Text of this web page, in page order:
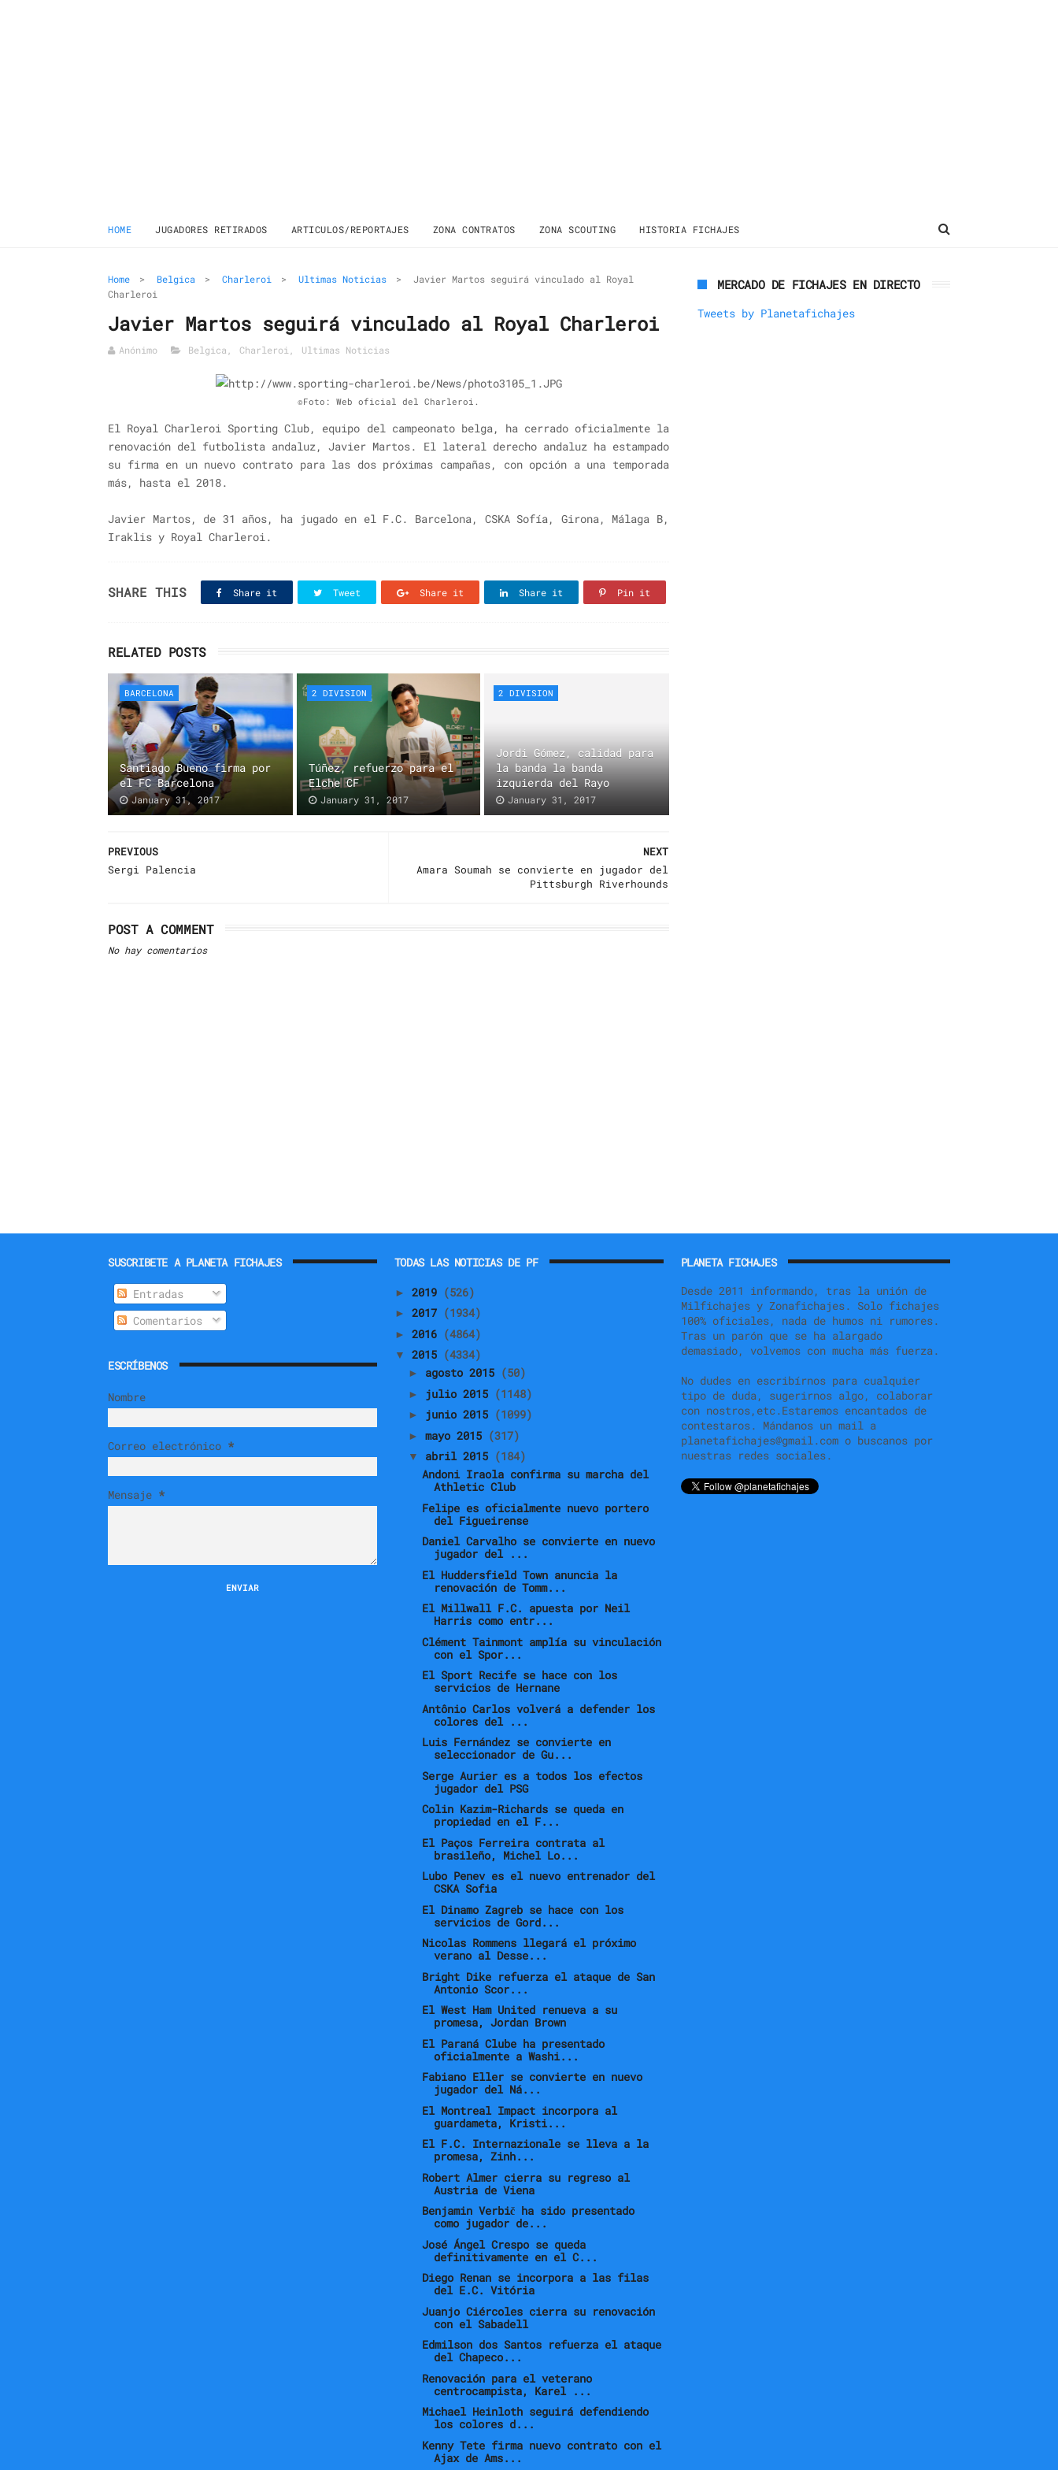
HOME JUGADORES RETIRADOS ARTICULOS/REPORTAJES ZONA CONTRATOS ZONA SCOUTING HISTORIA FICHAJES
Home > Belgica > Charleroi > Ultimas Noticias >
Javier Martos seguirá vinculado al Royal
Charleroi
Javier Martos seguirá vinculado al Royal Charleroi
Anónimo Belgica Charleroi Ultimas Noticias
©Foto: Web oficial del Charleroi.
El Royal Charleroi Sporting Club, equipo del campeonato belga, ha cerrado oficialmente la
renovación del futbolista andaluz, Javier Martos. El lateral derecho andaluz ha estampado
su firma en un nuevo contrato para las dos próximas campañas, con opción a una temporada
más, hasta el 2018.
Javier Martos, de 31 años, ha jugado en el F.C. Barcelona, CSKA Sofía, Girona, Málaga B,
Iraklis y Royal Charleroi.
SHARE THIS Share it Tweet Share it Share it Pin it
RELATED POSTS
BARCELONA
Santiago Bueno firma por
el FC Barcelona
January 31, 2017
2 DIVISION
Túñez, refuerzo para el
Elche CF
January 31, 2017
2 DIVISION
Jordi Gómez, calidad para
la banda la banda
izquierda del Rayo
January 31, 2017
NEXT
Amara Soumah se convierte en jugador del
Pittsburgh Riverhounds
PREVIOUS
Sergi Palencia
POST A COMMENT
No hay comentarios
MERCADO DE FICHAJES EN DIRECTO
Tweets by Planetafichajes
SUSCRIBETE A PLANETA FICHAJES
Entradas
Comentarios
ESCRÍBENOS
Nombre
Correo electrónico *
Mensaje *
TODAS LAS NOTICIAS DE PF
► 2019 (526)
► 2017 (1934)
► 2016 (4864)
▼ 2015 (4334)
► agosto 2015 (50)
► julio 2015 (1148)
► junio 2015 (1099)
► mayo 2015 (317)
▼ abril 2015 (184)
Andoni Iraola confirma su marcha del
Athletic Club
Felipe es oficialmente nuevo portero
del Figueirense
Daniel Carvalho se convierte en nuevo
jugador del ...
El Huddersfield Town anuncia la
renovación de Tomm...
El Millwall F.C. apuesta por Neil
Harris como entr...
Clément Tainmont amplía su vinculación
con el Spor...
El Sport Recife se hace con los
servicios de Hernane
Antônio Carlos volverá a defender los
colores del ...
Luis Fernández se convierte en
seleccionador de Gu...
Serge Aurier es a todos los efectos
jugador del PSG
Colin Kazim-Richards se queda en
propiedad en el F...
El Paços Ferreira contrata al
brasileño, Michel Lo...
Lubo Penev es el nuevo entrenador del
CSKA Sofia
El Dinamo Zagreb se hace con los
servicios de Gord...
Nicolas Rommens llegará el próximo
verano al Desse...
Bright Dike refuerza el ataque de San
Antonio Scor...
El West Ham United renueva a su
promesa, Jordan Brown
El Paraná Clube ha presentado
oficialmente a Washi...
Fabiano Eller se convierte en nuevo
jugador del Ná...
El Montreal Impact incorpora al
guardameta, Kristi...
El F.C. Internazionale se lleva a la
promesa, Zinh...
Robert Almer cierra su regreso al
Austria de Viena
Benjamin Verbič ha sido presentado
como jugador de...
José Ángel Crespo se queda
definitivamente en el C...
Diego Renan se incorpora a las filas
del E.C. Vitória
Juanjo Ciércoles cierra su renovación
con el Sabadell
Edmilson dos Santos refuerza el ataque
del Chapeco...
Renovación para el veterano
centrocampista, Karel ...
Michael Heinloth seguirá defendiendo
los colores d...
Kenny Tete firma nuevo contrato con el
Ajax de Ams...
PLANETA FICHAJES
Desde 2011 informando, tras la unión de
Milfichajes y Zonafichajes. Solo fichajes
100% oficiales, nada de humos ni rumores.
Tras un parón que se ha alargado
demasiado, volvemos con mucha más fuerza.
No dudes en escribírnos para cualquier
tipo de duda, sugerirnos algo, colaborar
con nostros,etc.Estaremos encantados de
contestaros. Mándanos un mail a
planetafichajes@gmail.com o buscanos por
nuestras redes sociales.